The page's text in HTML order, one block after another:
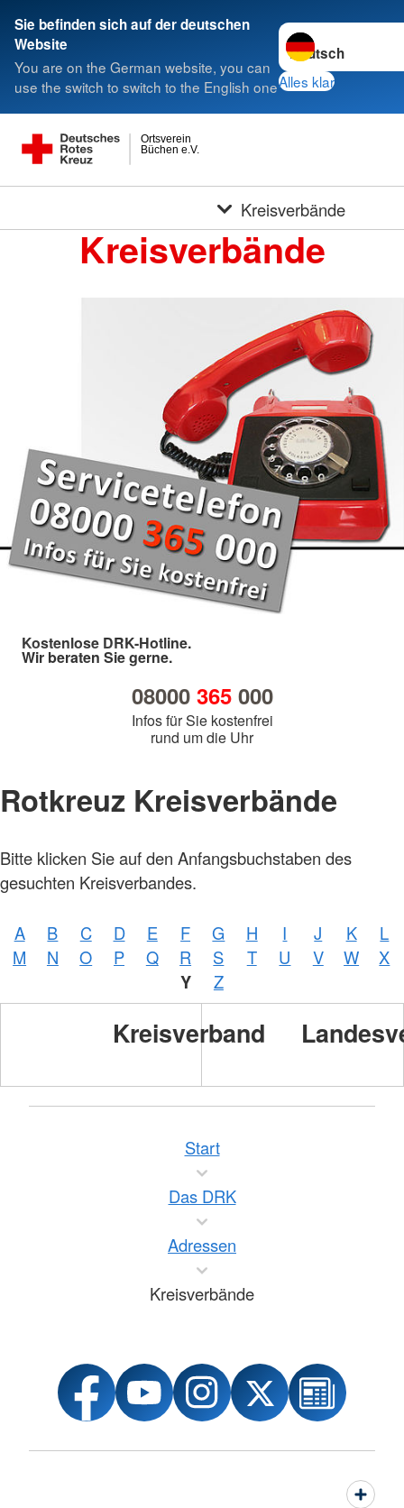
Sie befinden sich auf der deutschen
Website
You are on the German website, you can
use the switch to switch to the English one
Sprache wechseln
Alles klar
Büchen e.V.
Ortsverein
Kreisverbände
Kreisverbände
Kostenlose DRK-Hotline.
Wir beraten Sie gerne.
08000 365000
Infos für Sie kostenfrei
rund um die Uhr
Rotkreuz Kreisverbände
Bitte klicken Sie auf den Anfangsbuchstaben des
gesuchten Kreisverbandes.
A B C D E F G H I J K
L
M
N O P Q R S T U V W X
Y Z
Kreisverband
Start
Das DRK
Adressen
Kreisverbände